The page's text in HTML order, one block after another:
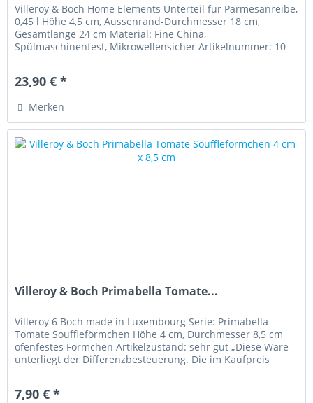
Villeroy & Boch Home Elements Unterteil für Parmesanreibe,
0,45 l Höhe 4,5 cm, Aussenrand-Durchmesser 18 cm,
Gesamtlänge 24 cm Material: Fine China,
Spülmaschinenfest, Mikrowellensicher Artikelnummer: 10-
23,90 € *
Merken
Villeroy & Boch Primabella Tomate...
Villeroy 6 Boch made in Luxembourg Serie: Primabella
Tomate Souffleförmchen Höhe 4 cm, Durchmesser 8,5 cm
ofenfestes Förmchen Artikelzustand: sehr gut „Diese Ware
unterliegt der Differenzbesteuerung. Die im Kaufpreis
7,90 € *